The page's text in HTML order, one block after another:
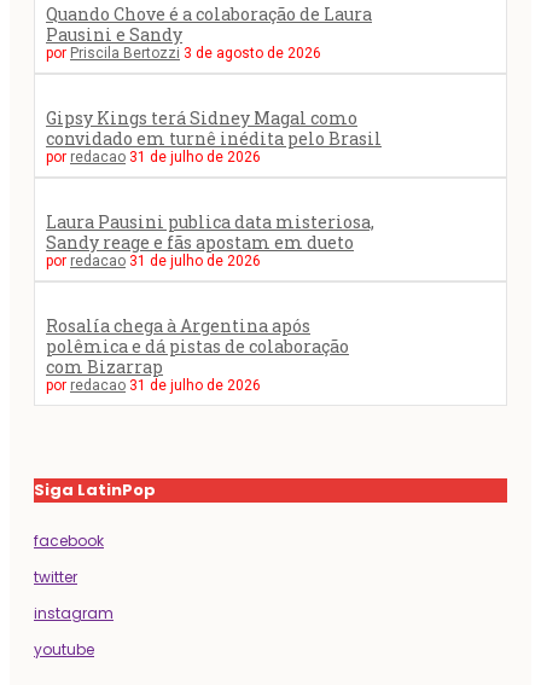
Quando Chove é a colaboração de Laura
Pausini e Sandy
por Priscila Bertozzi 3 de agosto de 2026
Gipsy Kings terá Sidney Magal como
convidado em turnê inédita pelo Brasil
por redacao 31 de julho de 2026
Laura Pausini publica data misteriosa,
Sandy reage e fãs apostam em dueto
por redacao 31 de julho de 2026
Rosalía chega à Argentina após
polêmica e dá pistas de colaboração
com Bizarrap
por redacao 31 de julho de 2026
Siga LatinPop
facebook
twitter
instagram
youtube